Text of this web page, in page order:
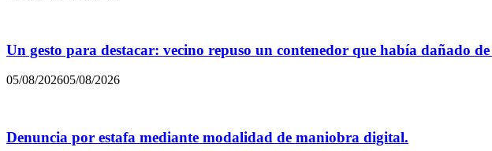
Un gesto para destacar: vecino repuso un contenedor que había dañado
05/08/202605/08/2026
Denuncia por estafa mediante modalidad de maniobra digital.